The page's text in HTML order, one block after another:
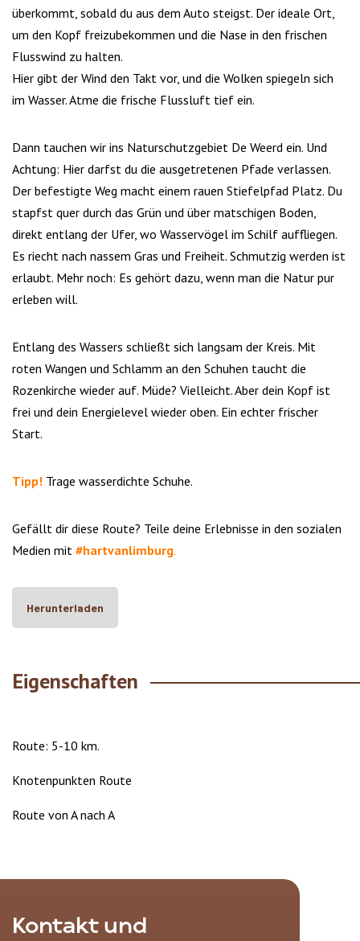
überkommt, sobald du aus dem Auto steigst. Der ideale Ort,
um den Kopf freizubekommen und die Nase in den frischen
Flusswind zu halten.
Hier gibt der Wind den Takt vor, und die Wolken spiegeln sich
im Wasser. Atme die frische Flussluft tief ein.
Dann tauchen wir ins Naturschutzgebiet De Weerd ein. Und
Achtung: Hier darfst du die ausgetretenen Pfade verlassen.
Der befestigte Weg macht einem rauen Stiefelpfad Platz. Du
stapfst quer durch das Grün und über matschigen Boden,
direkt entlang der Ufer, wo Wasservögel im Schilf auffliegen.
Es riecht nach nassem Gras und Freiheit. Schmutzig werden ist
erlaubt. Mehr noch: Es gehört dazu, wenn man die Natur pur
erleben will.
Entlang des Wassers schließt sich langsam der Kreis. Mit
roten Wangen und Schlamm an den Schuhen taucht die
Rozenkirche wieder auf. Müde? Vielleicht. Aber dein Kopf ist
frei und dein Energielevel wieder oben. Ein echter frischer
Start.
Tipp! Trage wasserdichte Schuhe.
Gefällt dir diese Route? Teile deine Erlebnisse in den sozialen
Medien mit #hartvanlimburg.
Herunterladen
Eigenschaften
Route: 5-10 km.
Knotenpunkten Route
Route von A nach A
Kontakt und